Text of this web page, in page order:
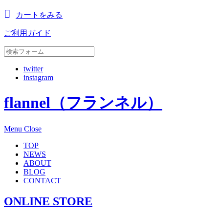
カートをみる
ご利用ガイド
twitter
instagram
flannel（フランネル）
Menu Close
TOP
NEWS
ABOUT
BLOG
CONTACT
ONLINE STORE